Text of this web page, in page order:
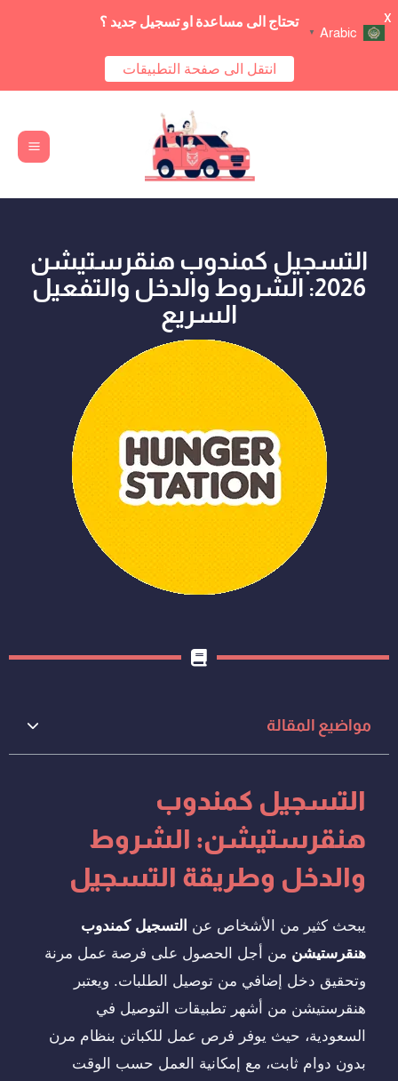
التسجيل كمندوب هنقرستيشن
2026: الشروط والدخل والتفعيل
السريع
مواضيع المقالة
التسجيل كمندوب
هنقرستيشن: الشروط
والدخل وطريقة التسجيل
يبحث كثير من الأشخاص عن
التسجيل كمندوب
هنقرستيشن من أجل الحصول على فرصة عمل مرنة
وتحقيق دخل إضافي من توصيل الطلبات. ويعتبر
هنقرستيشن من أشهر تطبيقات التوصيل في
السعودية، حيث يوفر فرص عمل للكباتن بنظام مرن
بدون دوام ثابت، مع إمكانية العمل حسب الوقت
Arabic
▼
تحتاج الى مساعدة او تسجيل جديد ؟
انتقل الى صفحة التطبيقات
X